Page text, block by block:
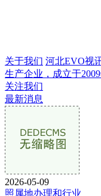
关于我们 河北EVO视
生产企业，成立于
关注我们
最新消息
2026-05-09
照属地办理和行业